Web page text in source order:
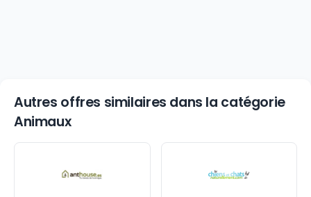
Autres offres similaires dans la catégorie
Animaux